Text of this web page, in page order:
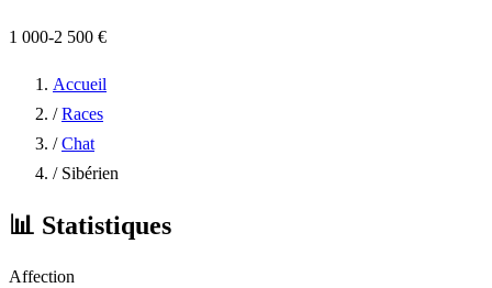
1 000-2 500 €
Accueil
/ Races
/ Chat
/ Sibérien
📊 Statistiques
Affection